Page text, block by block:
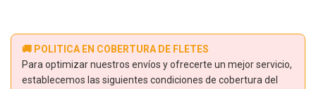
🚚 POLITICA EN COBERTURA DE FLETES
Para optimizar nuestros envíos y ofrecerte un mejor servicio,
establecemos las siguientes condiciones de cobertura del